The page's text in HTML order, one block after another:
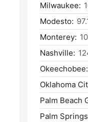
Milwaukee:
Modesto:
Monterey:
Nashville:
Okeechobee:
Oklahoma
Palm Beach
Palm